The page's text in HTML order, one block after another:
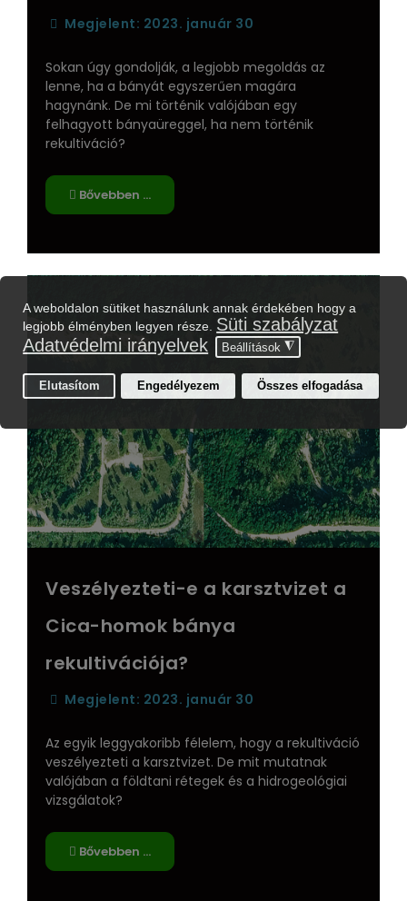
Megjelent: 2023. január 30
Sokan úgy gondolják, a legjobb megoldás az
lenne, ha a bányát egyszerűen magára
hagynánk. De mi történik valójában egy
felhagyott bányaüreggel, ha nem történik
rekultiváció?
Bővebben …
Veszélyezteti-e a karsztvizet a
Cica-homok bánya
rekultivációja?
Megjelent: 2023. január 30
Az egyik leggyakoribb félelem, hogy a rekultiváció
veszélyezteti a karsztvizet. De mit mutatnak
valójában a földtani rétegek és a hidrogeológiai
vizsgálatok?
Bővebben …